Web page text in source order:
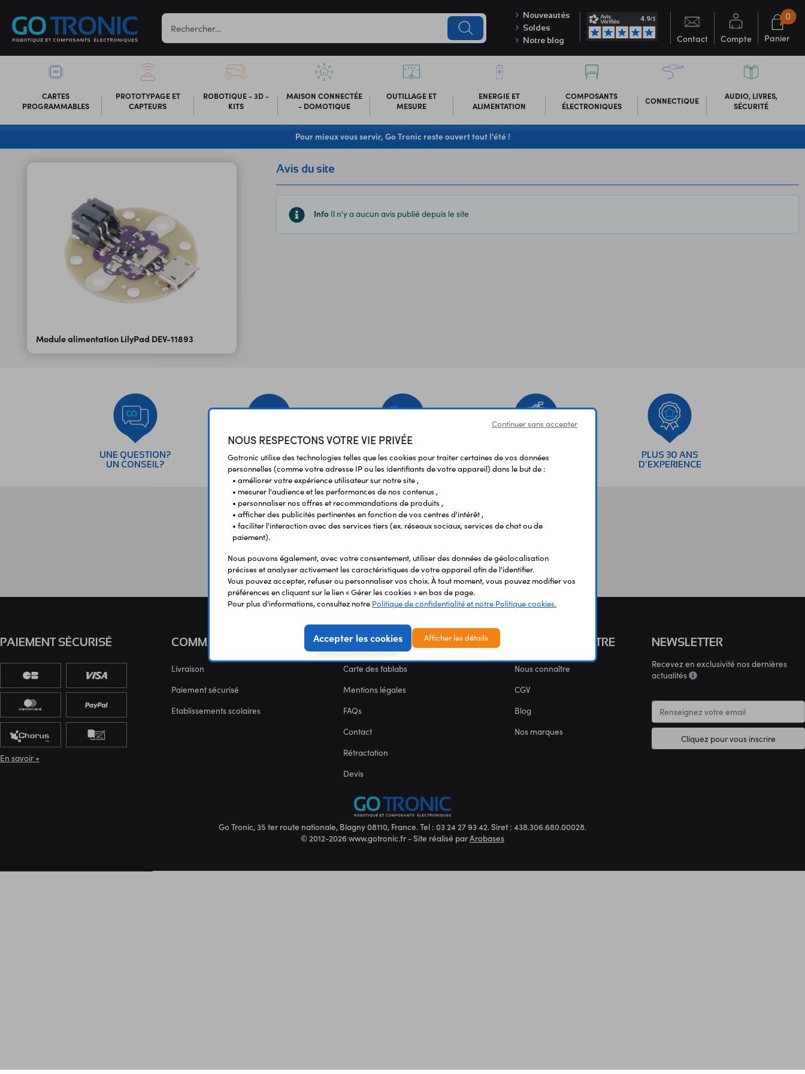
Nouveautés
Soldes
Notre blog
Contact Compte Panier
0
CARTES
PROGRAMMABLES
PROTOTYPAGE ET
CAPTEURS
ROBOTIQUE - 3D -
KITS
MAISON CONNECTÉE
- DOMOTIQUE
OUTILLAGE ET
MESURE
ENERGIE ET
ALIMENTATION
COMPOSANTS
ÉLECTRONIQUES
CONNECTIQUE
AUDIO, LIVRES,
SÉCURITÉ
Pour mieux vous servir, Go Tronic reste ouvert tout l'été !
Module alimentation LilyPad DEV-11893
Avis du site
Info Il n'y a aucun avis publié depuis le site
UNE QUESTION?
UN CONSEIL?
PAIEMENT
SÉCURISÉ
LIVRAISON
RAPIDE
ÉTABLISSEMENTS
SCOLAIRES
PLUS 30 ANS
D’EXPERIENCE
Vos aviset témoignages
COMMANDE
Livraison
Paiement sécurisé
Etablissements scolaires
SERVICES
Carte des fablabs
Mentions légales
FAQs
Contact
Rétractation
Devis
NOUS CONNAÎTRE
Nous connaître
CGV
Blog
Nos marques
NEWSLETTER
Recevez en exclusivité nos dernières
actualités
Cliquez pour vous inscrire
PAIEMENT SÉCURISÉ
En savoir +
Go Tronic, 35 ter route nationale, Blagny 08110, France. Tel : 03 24 27 93 42. Siret : 438.306.680.00028.
© 2012-2026 www.gotronic.fr - Site réalisé parArobases
Continuer sans accepter
NOUS RESPECTONS VOTRE VIE PRIVÉE
Gotronic utilise des technologies telles que les cookies pour traiter certaines de vos données
personnelles (comme votre adresse IP ou les identifiants de votre appareil) dans le but de :
• améliorer votre expérience utilisateur sur notre site ,
• mesurer l'audience et les performances de nos contenus ,
• personnaliser nos offres et recommandations de produits ,
• afficher des publicités pertinentes en fonction de vos centres d'intérêt ,
• faciliter l'interaction avec des services tiers (ex. réseaux sociaux, services de chat ou de
paiement).
Nous pouvons également, avec votre consentement, utiliser des données de géolocalisation
précises et analyser activement les caractéristiques de votre appareil afin de l'identifier.
Vous pouvez accepter, refuser ou personnaliser vos choix. À tout moment, vous pouvez modifier vos
préférences en cliquant sur le lien « Gérer les cookies » en bas de page.
Pour plus d'informations, consultez notre Politique de confidentialité et notre Politique cookies.
Accepter les cookies Afficher les détails